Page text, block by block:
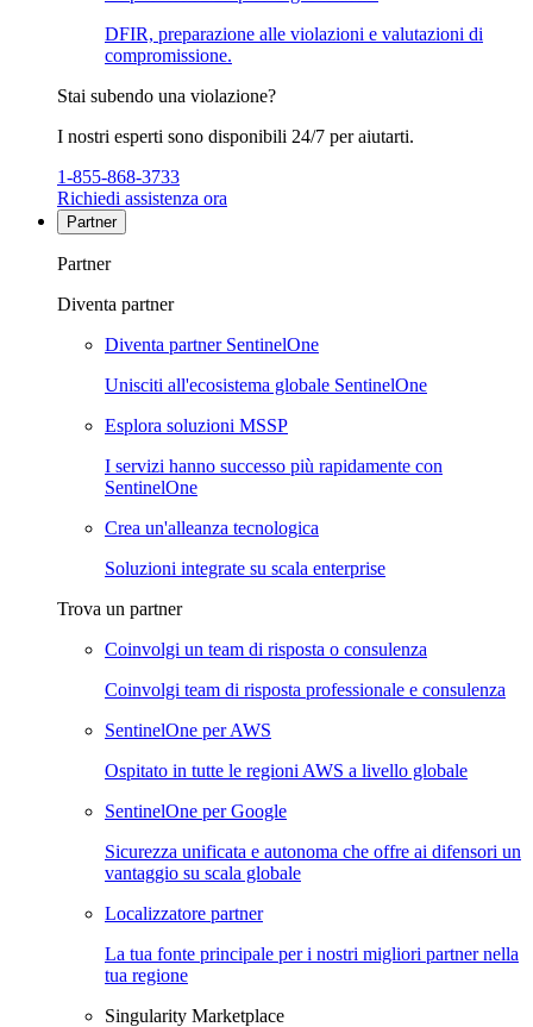
DFIR, preparazione alle violazioni e valutazioni di
compromissione.
Stai subendo una violazione?
I nostri esperti sono disponibili 24/7 per aiutarti.
1-855-868-3733
Richiedi assistenza ora
Partner
Partner
Diventa partner
Diventa partner SentinelOne
Unisciti all'ecosistema globale SentinelOne
Esplora soluzioni MSSP
I servizi hanno successo più rapidamente con
SentinelOne
Crea un'alleanza tecnologica
Soluzioni integrate su scala enterprise
Trova un partner
Coinvolgi un team di risposta o consulenza
Coinvolgi team di risposta professionale e consulenza
SentinelOne per AWS
Ospitato in tutte le regioni AWS a livello globale
SentinelOne per Google
Sicurezza unificata e autonoma che offre ai difensori un
vantaggio su scala globale
Localizzatore partner
La tua fonte principale per i nostri migliori partner nella
tua regione
Singularity Marketplace